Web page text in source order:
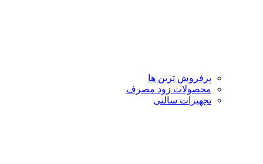
پرفروش ترین ها
محصولات زود مصرف
تجهیزات سالنی